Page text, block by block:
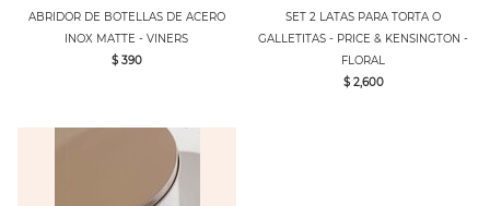
ABRIDOR DE BOTELLAS DE ACERO
INOX MATTE - VINERS
$ 390
SET 2 LATAS PARA TORTA O
GALLETITAS - PRICE & KENSINGTON -
FLORAL
$ 2,600